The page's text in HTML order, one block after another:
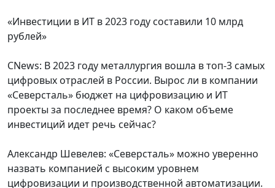
«Инвестиции в ИТ в 2023 году составили 10 млрд
рублей»
CNews: В 2023 году металлургия вошла в топ-3 самых
цифровых отраслей в России. Вырос ли в компании
«Северсталь» бюджет на цифровизацию и ИТ
проекты за последнее время? О каком объеме
инвестиций идет речь сейчас?
Александр Шевелев: «Северсталь» можно уверенно
назвать компанией с высоким уровнем
цифровизации и производственной автоматизации.